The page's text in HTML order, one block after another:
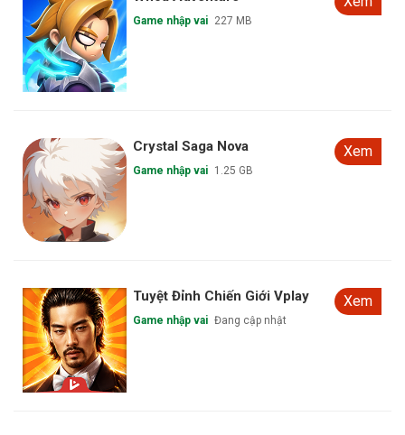
Game nhập vai 227 MB
Crystal Saga Nova
Game nhập vai 1.25 GB
Xem
Tuyệt Đỉnh Chiến Giới Vplay
Game nhập vai Đang cập nhật
Xem